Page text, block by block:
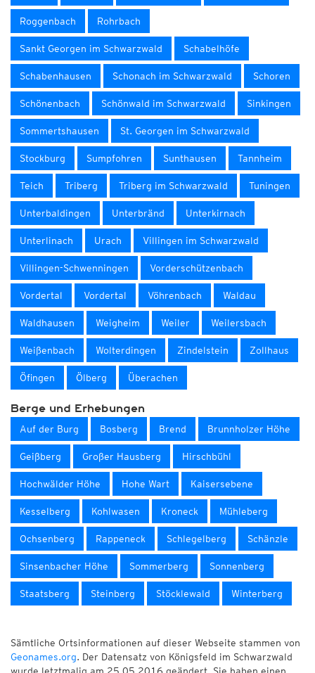
Roggenbach Rohrbach
Sankt Georgen im Schwarzwald Schabelhöfe
Schabenhausen Schonach im Schwarzwald Schoren
Schönenbach Schönwald im Schwarzwald Sinkingen
Sommertshausen St. Georgen im Schwarzwald
Stockburg Sumpfohren Sunthausen Tannheim
Teich Triberg Triberg im Schwarzwald Tuningen
Unterbaldingen Unterbränd Unterkirnach
Unterlinach Urach Villingen im Schwarzwald
Villingen-Schwenningen Vorderschützenbach
Vordertal Vordertal Vöhrenbach Waldau
Waldhausen Weigheim Weiler Weilersbach
Weißenbach Wolterdingen Zindelstein Zollhaus
Öfingen Ölberg Überachen
Berge und Erhebungen
Auf der Burg Bosberg Brend Brunnholzer Höhe
Geißberg Großer Hausberg Hirschbühl
Hochwälder Höhe Hohe Wart Kaisersebene
Kesselberg Kohlwasen Kroneck Mühleberg
Ochsenberg Rappeneck Schlegelberg Schänzle
Sinsenbacher Höhe Sommerberg Sonnenberg
Staatsberg Steinberg Stöcklewald Winterberg
Sämtliche Ortsinformationen auf dieser Webseite stammen von
Geonames.org. Der Datensatz von Königsfeld im Schwarzwald